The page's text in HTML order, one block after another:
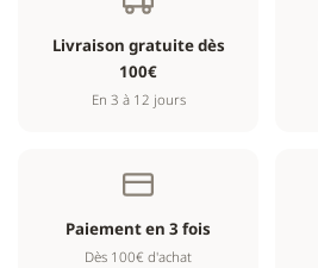
Livraison gratuite dès
100€
En 3 à 12 jours
Paiement en 3 fois
Dès 100€ d'achat